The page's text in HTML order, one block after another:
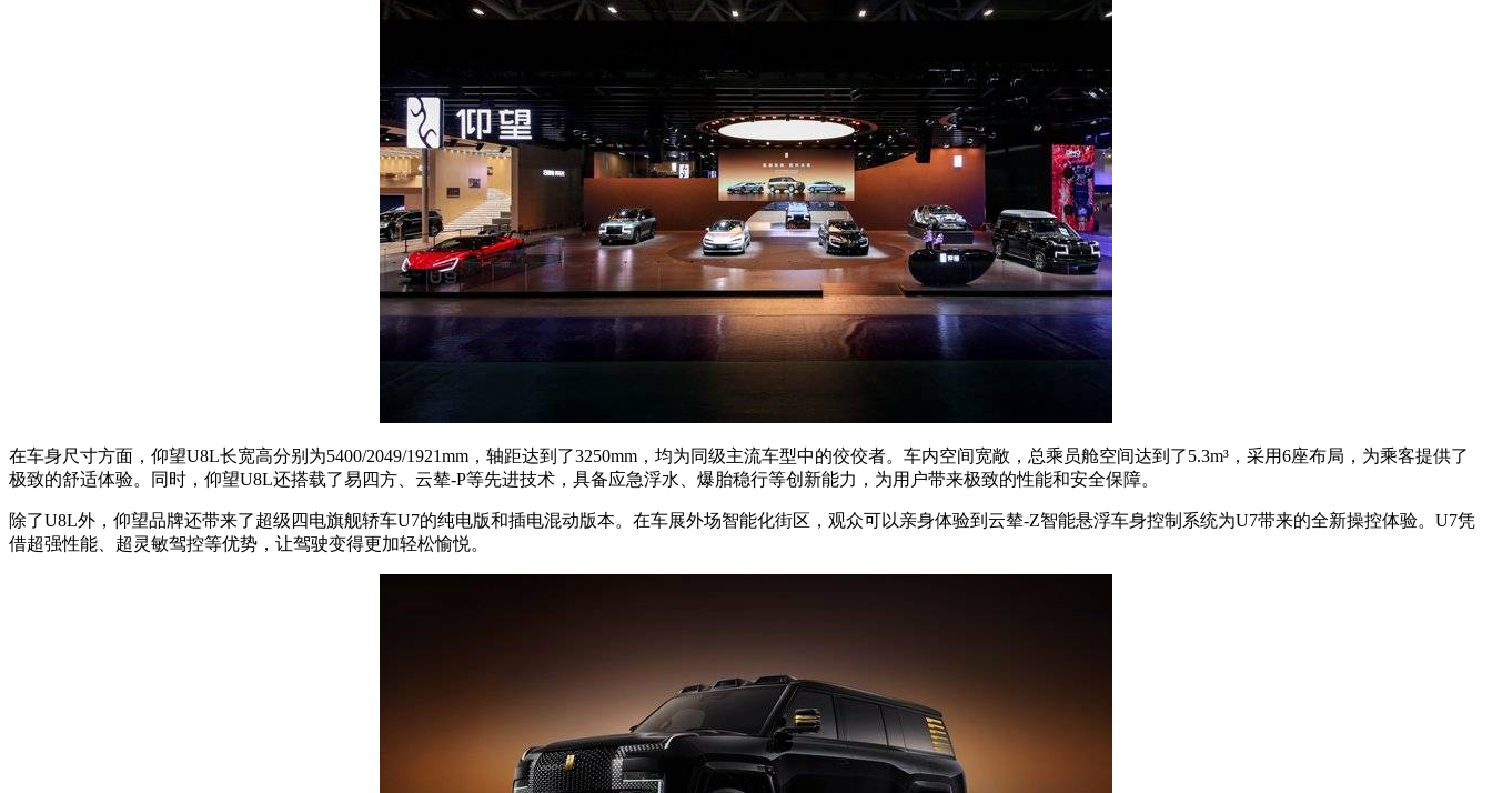
在车身尺寸方面，仰望U8L长宽高分别为5400/2049/1921mm，轴距达到了3250mm，均为同级主流车型中的佼佼者。车内空间宽敞，总乘员舱空间达到了5.3m³，采用6座布局，为乘客提供了
极致的舒适体验。同时，仰望U8L还搭载了易四方、云辇-P等先进技术，具备应急浮水、爆胎稳行等创新能力，为用户带来极致的性能和安全保障。
除了U8L外，仰望品牌还带来了超级四电旗舰轿车U7的纯电版和插电混动版本。在车展外场智能化街区，观众可以亲身体验到云辇-Z智能悬浮车身控制系统为U7带来的全新操控体验。U7凭
借超强性能、超灵敏驾控等优势，让驾驶变得更加轻松愉悦。